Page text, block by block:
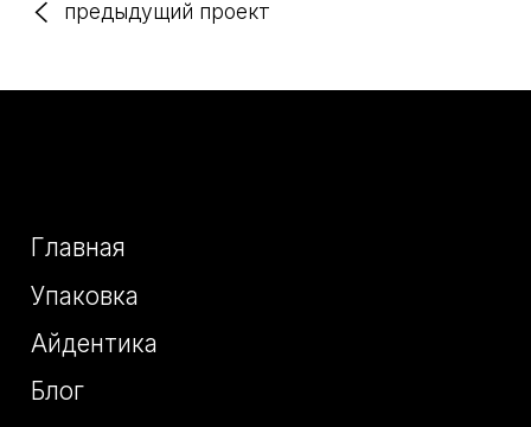
предыдущий проект
Главная
Упаковка
Айдентика
Блог